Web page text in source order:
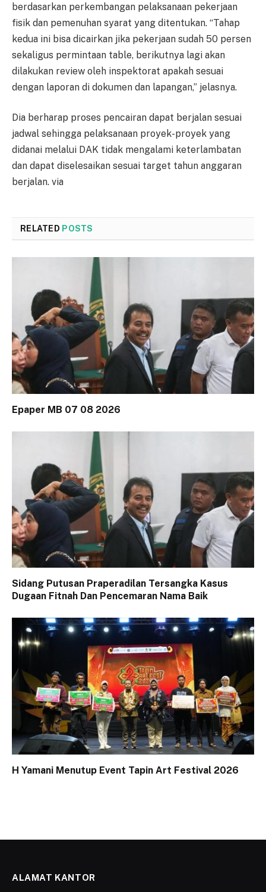
berdasarkan perkembangan pelaksanaan pekerjaan
fisik dan pemenuhan syarat yang ditentukan. “Tahap
kedua ini bisa dicairkan jika pekerjaan sudah 50 persen
sekaligus permintaan table, berikutnya lagi akan
dilakukan review oleh inspektorat apakah sesuai
dengan laporan di dokumen dan lapangan,” jelasnya.
Dia berharap proses pencairan dapat berjalan sesuai
jadwal sehingga pelaksanaan proyek-proyek yang
didanai melalui DAK tidak mengalami keterlambatan
dan dapat diselesaikan sesuai target tahun anggaran
berjalan. via
RELATED POSTS
Epaper MB 07 08 2026
Sidang Putusan Praperadilan Tersangka Kasus
Dugaan Fitnah Dan Pencemaran Nama Baik
H Yamani Menutup Event Tapin Art Festival 2026
ALAMAT KANTOR